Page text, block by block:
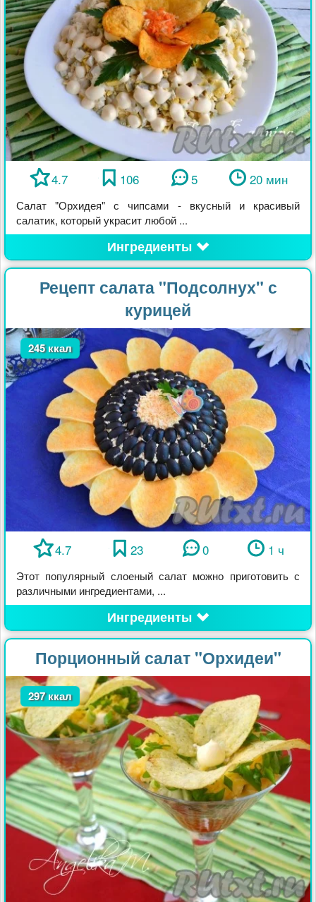
4.7 106 5 20 мин
Салат "Орхидея" с чипсами - вкусный и красивый
салатик, который украсит любой ...
Ингредиенты
Рецепт салата "Подсолнух" с
курицей
245 ккал
4.7 23 0 1 ч
Этот популярный слоеный салат можно приготовить с
различными ингредиентами, ...
Ингредиенты
Порционный салат "Орхидеи"
297 ккал